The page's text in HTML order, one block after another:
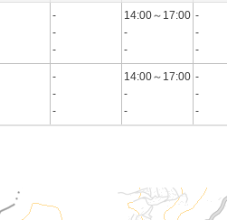
-
-
-
14:00～17:00
-
-
-
-
-
-
-
-
14:00～17:00
-
-
-
-
-